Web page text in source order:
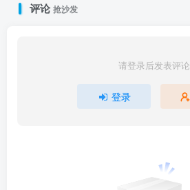
评论抢沙发
请登录后发表评论
登录